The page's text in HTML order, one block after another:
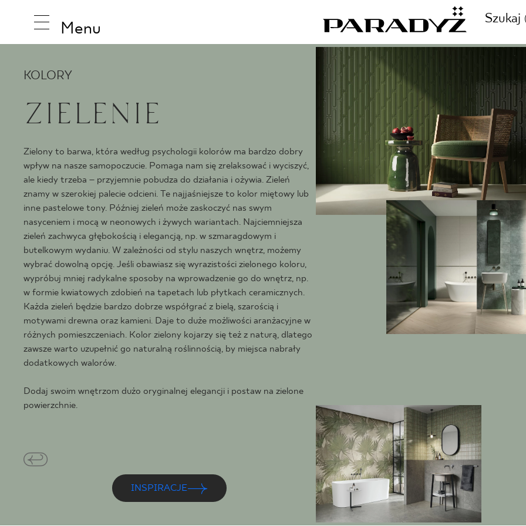
Menu
Szukaj
INSPIRACJE
PRODUKTY
KOLEKCJE
DLA BIZNESU
BLOG
MÓJ PROFIL
GDZIE KUPIĆ
O NAS
EN SK DE UK
ZADZWOŃ DO NAS
+48
SKLEP INTERNETOWY
44
FOLLOW US
ZIELENIE
KOLORY
Zielony to barwa, która według psychologii kolorów ma bardzo dobry
wpływ na nasze samopoczucie. Pomaga nam się zrelaksować i wyciszyć,
ale kiedy trzeba – przyjemnie pobudza do działania i ożywia. Zieleń
znamy w szerokiej palecie odcieni. Te najjaśniejsze to kolor miętowy lub
inne pastelowe tony. Później zieleń może zaskoczyć nas swym
nasyceniem i mocą w neonowych i żywych wariantach. Najciemniejsza
zieleń zachwyca głębokością i elegancją, np. w szmaragdowym i
butelkowym wydaniu. W zależności od stylu naszych wnętrz, możemy
wybrać dowolną opcję. Jeśli obawiasz się wyrazistości zielonego koloru,
wypróbuj mniej radykalne sposoby na wprowadzenie go do wnętrz, np.
w formie kwiatowych zdobień na tapetach lub płytkach ceramicznych.
Każda zieleń będzie bardzo dobrze współgrać z bielą, szarością i
motywami drewna oraz kamieni. Daje to duże możliwości aranżacyjne w
różnych pomieszczeniach. Kolor zielony kojarzy się też z naturą, dlatego
zawsze warto uzupełnić go naturalną roślinnością, by miejsca nabrały
dodatkowych walorów.
Dodaj swoim wnętrzom dużo oryginalnej elegancji i postaw na zielone
powierzchnie.
INSPIRACJE